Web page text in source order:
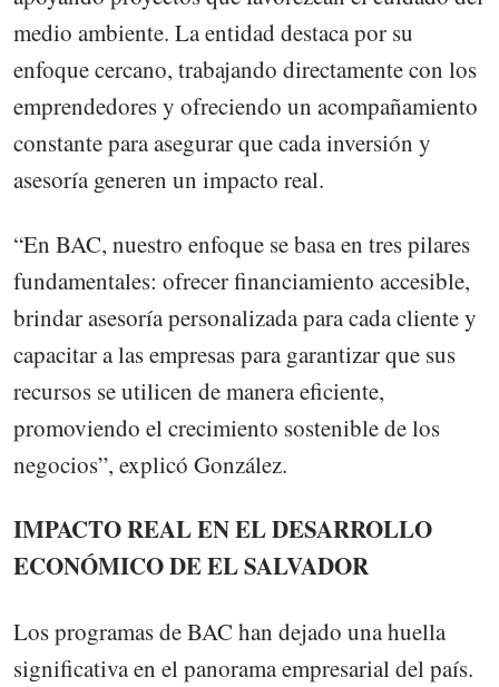
medio ambiente. La entidad destaca por su
enfoque cercano, trabajando directamente con los
emprendedores y ofreciendo un acompañamiento
constante para asegurar que cada inversión y
asesoría generen un impacto real.
“En BAC, nuestro enfoque se basa en tres pilares
fundamentales: ofrecer financiamiento accesible,
brindar asesoría personalizada para cada cliente y
capacitar a las empresas para garantizar que sus
recursos se utilicen de manera eficiente,
promoviendo el crecimiento sostenible de los
negocios”, explicó González.
IMPACTO REAL EN EL DESARROLLO
ECONÓMICO DE EL SALVADOR
Los programas de BAC han dejado una huella
significativa en el panorama empresarial del país.